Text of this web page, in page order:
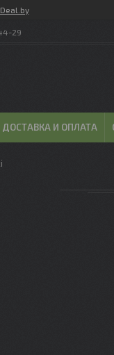
29
ДОСТАВКА И ОПЛАТА